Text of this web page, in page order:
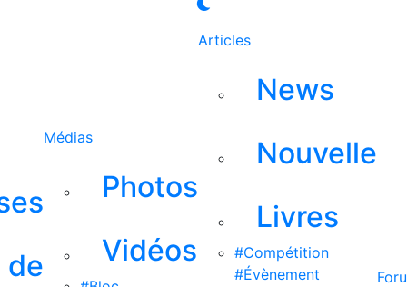
de
Médias
Photos
Vidéos
Articles
News
Nouvelle
Livres
#Compétition
#Évènement